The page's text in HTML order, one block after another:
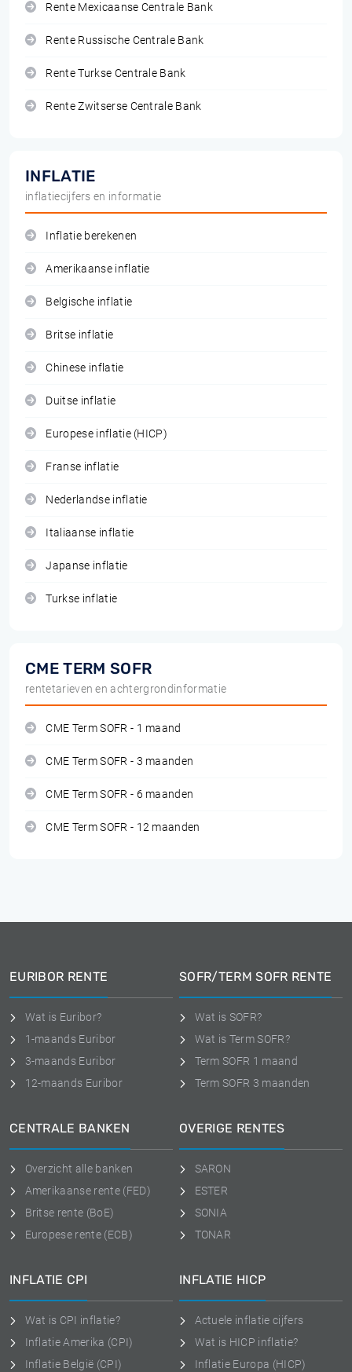
Rente Mexicaanse Centrale Bank
Rente Russische Centrale Bank
Rente Turkse Centrale Bank
Rente Zwitserse Centrale Bank
INFLATIE
inflatiecijfers en informatie
Inflatie berekenen
Amerikaanse inflatie
Belgische inflatie
Britse inflatie
Chinese inflatie
Duitse inflatie
Europese inflatie (HICP)
Franse inflatie
Nederlandse inflatie
Italiaanse inflatie
Japanse inflatie
Turkse inflatie
CME TERM SOFR
rentetarieven en achtergrondinformatie
CME Term SOFR - 1 maand
CME Term SOFR - 3 maanden
CME Term SOFR - 6 maanden
CME Term SOFR - 12 maanden
EURIBOR RENTE
Wat is Euribor?
1-maands Euribor
3-maands Euribor
12-maands Euribor
SOFR/TERM SOFR RENTE
Wat is SOFR?
Wat is Term SOFR?
Term SOFR 1 maand
Term SOFR 3 maanden
CENTRALE BANKEN
Overzicht alle banken
Amerikaanse rente (FED)
Britse rente (BoE)
Europese rente (ECB)
OVERIGE RENTES
SARON
ESTER
SONIA
TONAR
INFLATIE CPI
Wat is CPI inflatie?
Inflatie Amerika (CPI)
Inflatie België (CPI)
INFLATIE HICP
Actuele inflatie cijfers
Wat is HICP inflatie?
Inflatie Europa (HICP)